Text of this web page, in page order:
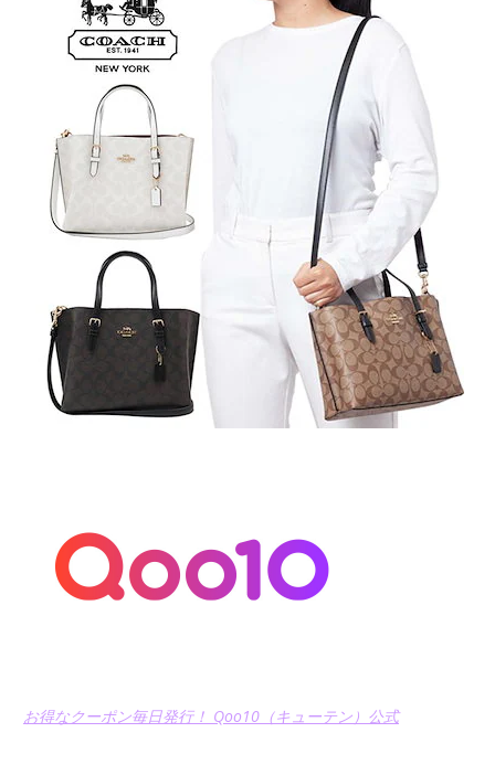
お得なクーポン毎日発行！ Qoo10（キューテン）公式